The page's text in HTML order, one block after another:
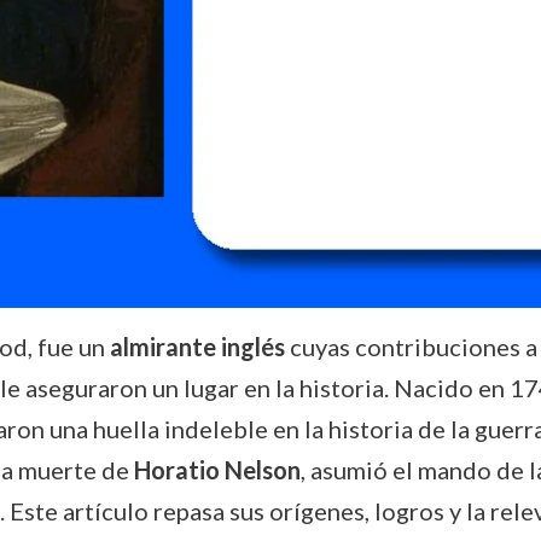
fue un almirante ingléscuyas contribuciones
aseguraron un lugar en la historia. Nacido en
una huella indeleble en la historia de la
muerte de Horatio Nelson, asumió el mando de
artículo repasa sus orígenes, logros y la